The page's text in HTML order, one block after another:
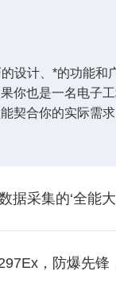
设计、*的功能
你也是一名电子
契合你的实际需
据采集的‘全能
，防爆先锋